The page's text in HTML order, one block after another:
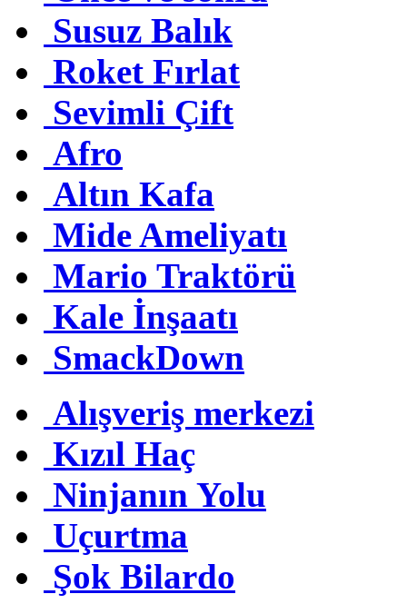
Susuz Balık
Roket Fırlat
Sevimli Çift
Afro
Altın Kafa
Mide Ameliyatı
Mario Traktörü
Kale İnşaatı
SmackDown
Alışveriş merkezi
Kızıl Haç
Ninjanın Yolu
Uçurtma
Şok Bilardo